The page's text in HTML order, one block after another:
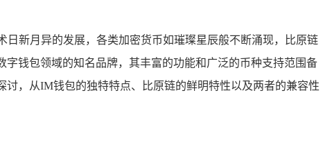
日新月异的发展，各类加密货币如璀璨星辰般不断涌现，比原链
钱包领域的知名品牌，其丰富的功能和广泛的币种支持范围备
，从IM钱包的独特特点、比原链的鲜明特性以及两者的兼容性